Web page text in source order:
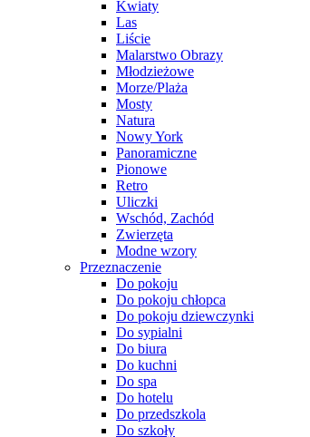
Kwiaty
Las
Liście
Malarstwo Obrazy
Młodzieżowe
Morze/Plaża
Mosty
Natura
Nowy York
Panoramiczne
Pionowe
Retro
Uliczki
Wschód, Zachód
Zwierzęta
Modne wzory
Przeznaczenie
Do pokoju
Do pokoju chłopca
Do pokoju dziewczynki
Do sypialni
Do biura
Do kuchni
Do spa
Do hotelu
Do przedszkola
Do szkoły